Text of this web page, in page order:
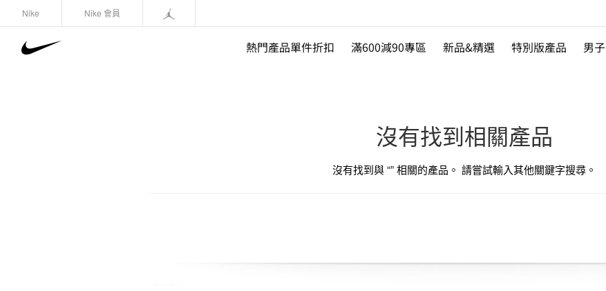
Nike Nike 會員
熱門產品單件折扣 滿600減90專區 新品&精選 特別版產品 男子
沒有找到相關產品
沒有找到與 “” 相關的產品。 請嘗試輸入其他關鍵字搜尋。